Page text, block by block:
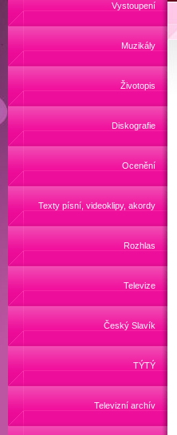
Vystoupení
Muzikály
Životopis
Diskografie
Ocenění
Texty písní, videoklipy, akordy
Rozhlas
Televize
Český Slavík
TÝTÝ
Televizní archív